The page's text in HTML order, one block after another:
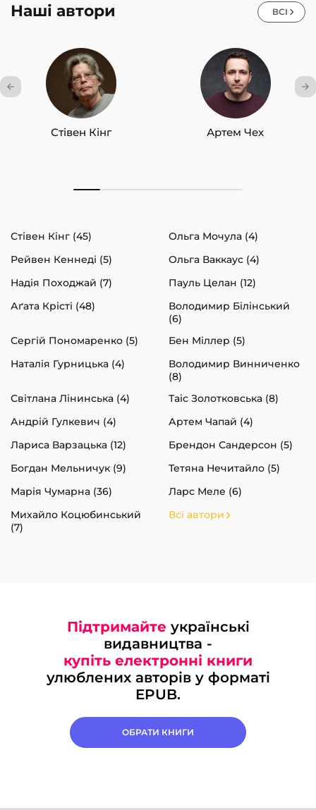
Наші автори ВСІ
Стівен Кінг Артем Чех
Стівен Кінг (45)
Ольга Мочула (4)
Рейвен Кеннеді (5)
Ольга Ваккаус (4)
Надія Походжай (7)
Пауль Целан (12)
Аґата Крісті (48)
Володимир Білінський
(6)
Сергій Пономаренко (5)
Бен Міллер (5)
Наталія Гурницька (4)
Володимир Винниченко
(8)
Світлана Лінинська (4)
Таіс Золотковська (8)
Андрій Гулкевич (4)
Артем Чапай (4)
Лариса Варзацька (12)
Брендон Сандерсон (5)
Богдан Мельничук (9)
Тетяна Нечитайло (5)
Марія Чумарна (36)
Ларс Меле (6)
Михайло Коцюбинський
(7)
Всі автори
Підтримайте українські
видавництва -
купіть електронні книги
улюблених авторів у форматі
EPUB.
ОБРАТИ КНИГИ